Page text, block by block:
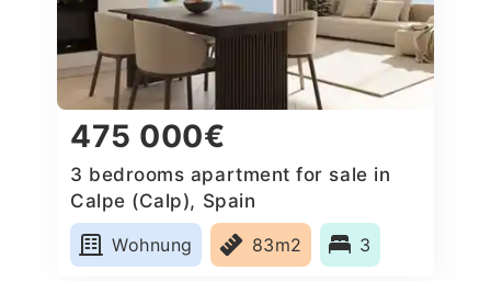
475 000€
3 bedrooms apartment for sale in
Calpe (Calp), Spain
Wohnung
83m2 3